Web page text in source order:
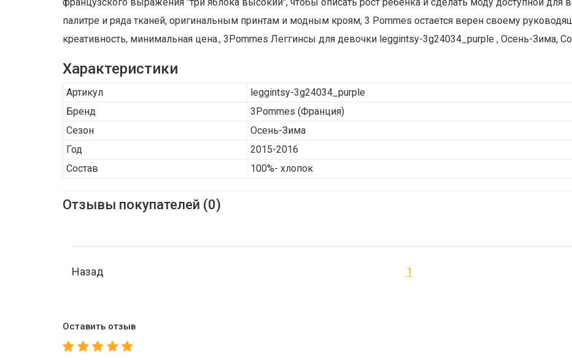
палитре и ряда тканей, оригинальным принтам и модным кроям, 3 Pommes остается верен своему
креативность, минимальная цена., 3Pommes Леггинсы для девочки leggintsy-3g24034_purple , Осень-Зима,
Характеристики
Артикул
leggintsy-3g24034_purple
Бренд
3Pommes (Франция)
Сезон
Осень-Зима
Год
2015-2016
Состав
100%- хлопок
Отзывы покупателей (0)
Назад 1
Оставить отзыв